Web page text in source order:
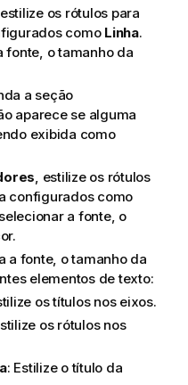
, estilize os rótulos para
como Linha.
fonte, o tamanho da
a seção
aparece se alguma
exibida como
, estilize os rótulos
configurados como
a fonte, o
a fonte, o tamanho da
elementos de texto:
os títulos nos eixos.
os rótulos nos
: Estilize o título da